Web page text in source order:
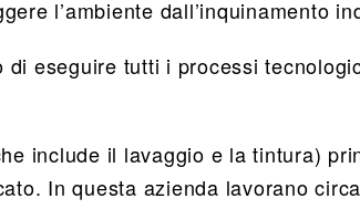
l’ambiente dall’inquinamento
eseguire tutti i processi
include il lavaggio e la tintura)
In questa azienda lavorano